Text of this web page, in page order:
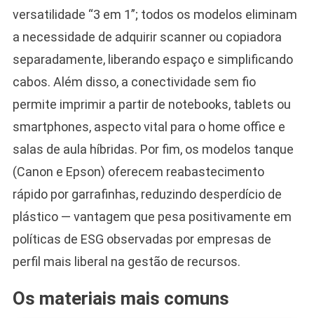
versatilidade “3 em 1”; todos os modelos eliminam
a necessidade de adquirir scanner ou copiadora
separadamente, liberando espaço e simplificando
cabos. Além disso, a conectividade sem fio
permite imprimir a partir de notebooks, tablets ou
smartphones, aspecto vital para o home office e
salas de aula híbridas. Por fim, os modelos tanque
(Canon e Epson) oferecem reabastecimento
rápido por garrafinhas, reduzindo desperdício de
plástico — vantagem que pesa positivamente em
políticas de ESG observadas por empresas de
perfil mais liberal na gestão de recursos.
Os materiais mais comuns